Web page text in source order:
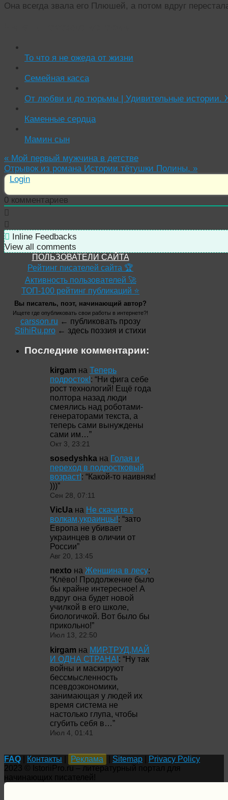
Она всегда звала его Плюшей, а потом вдруг
То что я не ожеда от жизни
Семейная касса
От любви и до тюрьмы | Удивительные истории.
Каменные сердца
Мамин сын
« Мой первый мужчина в детстве
Отрывок из романа Истории тётушки Полины. »
Login
0 комментариев
Inline Feedbacks
View all comments
ПОЛЬЗОВАТЕЛИ САЙТА
Рейтинг писателей сайта 🏆
Активность пользователей 🚀
ТОП-100 рейтинг публикаций ⭐
Вы писатель, поэт, начинающий автор?
Ищете где опубликовать свои работы в интернете?!
carsson.ru ← публиковать прозу
StihiRu.pro ← здесь поэзия и стихи
Последние комментарии:
kirgam на Теперь
подросток!: “Ни фига себе
рост технологий! Ещё года
полтора назад люди
смеялись над роботами-
генераторами текста, а
теперь сами вынуждены
сами им…”
Окт 3, 23:21
sosedyshka на Голая и
переход в подростковый
возраст!: “Какой-то наивняк!
)))”
Сен 28, 07:11
VicUa на Не скачите к
волкам,украинцы!: “зато
Европа не убивает
украинцев в оличии от
России”
Авг 20, 13:45
nexto на Женщина в лесу:
“Клёво! Продолжение было
бы крайне интересное! А
вдруг она будет новой
училкой в его школе,
биологичкой. Вот было бы
прикольно!”
Июл 13, 22:50
kirgam на МИР,ТРУД,МАЙ
И ОДНА СТРАНА!: “Ну так
войны и маскируют
бессмысленность
псевдоэкономики,
занимающая у людей их
время система не
настолько глупа, чтобы
сгубить себя в…”
Июл 4, 01:41
FAQ Контакты Реклама Sitemap
Privacy Policy